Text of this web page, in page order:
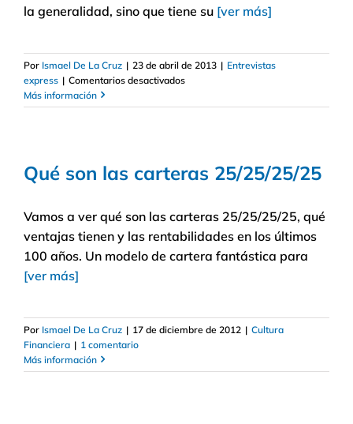
la generalidad, sino que tiene su [ver más]
Por Ismael De La Cruz | 23 de abril de 2013 | Entrevistas
express | Comentarios desactivadosen
es
la
opinión
Más información
Qué son las carteras 25/25/25/25
Vamos a ver qué son las carteras 25/25/25/25, qué
ventajas tienen y las rentabilidades en los últimos
100 años. Un modelo de cartera fantástica para
[ver más]
Por Ismael De La Cruz | 17 de diciembre de 2012 | Cultura
Financiera | 1 comentario
Más información